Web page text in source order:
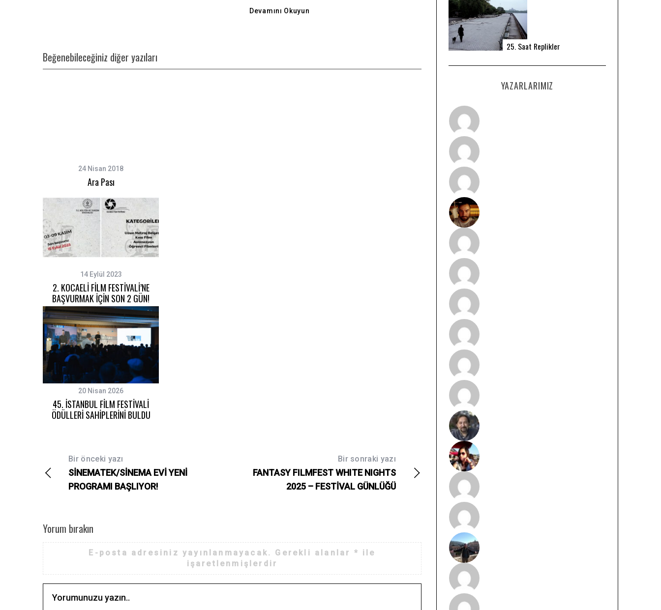
Devamını Okuyun
Beğenebileceğiniz diğer yazıları
24 Nisan 2018
Ara Pası
14 Eylül 2023
2. KOCAELİ FİLM FESTİVALİ’NE
BAŞVURMAK İÇİN SON 2 GÜN!
20 Nisan 2026
45. İSTANBUL FİLM FESTİVALİ
ÖDÜLLERİ SAHİPLERİNİ BULDU
Bir önceki yazı
SİNEMATEK/SİNEMA EVİ YENİ
PROGRAMI BAŞLIYOR!
Bir sonraki yazı
FANTASY FILMFEST WHITE NIGHTS
2025 – FESTİVAL GÜNLÜĞÜ
Yorum bırakın
E-posta adresiniz yayınlanmayacak. Gerekli alanlar * ile
işaretlenmişlerdir
25. Saat Replikler
YAZARLARIMIZ